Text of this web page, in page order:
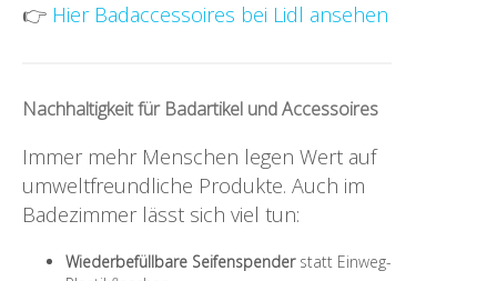
👉 Hier Badaccessoires bei Lidl ansehen
Nachhaltigkeit für Badartikel und Accessoires
Immer mehr Menschen legen Wert auf
umweltfreundliche Produkte. Auch im
Badezimmer lässt sich viel tun:
Wiederbefüllbare Seifenspenderstatt Einweg-